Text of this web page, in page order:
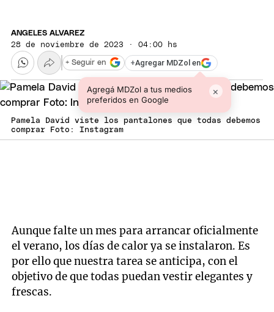
ANGELES ALVAREZ
28 de noviembre de 2023 · 04:00 hs
+Agregar MDZol en
Agregá MDZol a tus medios
preferidos en Google
×
+ Seguir en
Pamela David viste los pantalones que todas debemos
comprar Foto: Instagram
Aunque falte un mes para arrancar oficialmente
el verano, los días de calor ya se instalaron. Es
por ello que nuestra tarea se anticipa, con el
objetivo de que todas puedan vestir elegantes y
frescas.